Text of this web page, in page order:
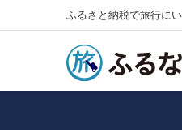
ふるさと納税で旅行に